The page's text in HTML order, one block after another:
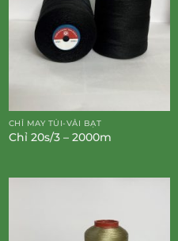
CHỈ MAY TÚI-VẢI BẠT
Chỉ 20s/3 – 2000m